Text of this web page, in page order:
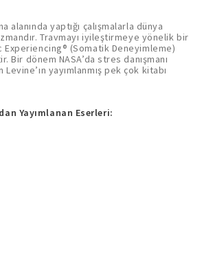
alanında yaptığı çalışmalarla dünya
Travmayı iyileştirmeye yönelik bir
Experiencing® (Somatik Deneyimleme)
dönem NASA’da stres danışmanı
yayımlanmış pek çok kitabı
Yayımlanan Eserleri: